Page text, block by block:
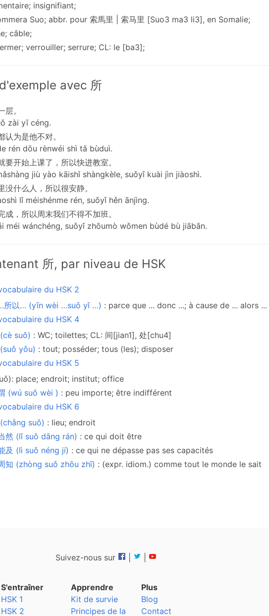
insignifiant;
Suo; abbr. pour 索馬里 | 索马里 [Suo3 ma3 li3], en Somalie;
câble;
verrouiller; serrure; CL: le [ba3];
avec 所
层。
zài yī céng.
认为是他不对。
rén dōu rènwéi shì tā bùduì.
要开始上课了，所以快进教室。
jiù yào kāishǐ shàngkèle, suǒyǐ kuài jìn jiàoshì.
没什么人，所以很安静。
lǐ méishénme rén, suǒyǐ hěn ānjìng.
成，所以周末我们不得不加班。
méi wánchéng, suǒyǐ zhōumò wǒmen bùdé bù jiābān.
所, par niveau de HSK
du HSK 2
所以… (yīn wèi …suǒ yǐ …) : parce que ... donc ...; à cause de ... alors ...
du HSK 4
suǒ) : WC; toilettes; CL: 间[jian1], 处[chu4]
yǒu) : tout; posséder; tous (les); disposer
du HSK 5
place; endroit; institut; office
(wú suǒ wèi ) : peu importe; être indifférent
du HSK 6
suǒ) : lieu; endroit
然 (lǐ suǒ dāng rán) : ce qui doit être
及 (lì suǒ néng jí) : ce qui ne dépasse pas ses capacités
知 (zhòng suǒ zhōu zhī) : (expr. idiom.) comme tout le monde le sait
Suivez-nous sur
S'entraîner
HSK 1
HSK 2
Apprendre
Kit de survie
Principes de la
Plus
Blog
Contact